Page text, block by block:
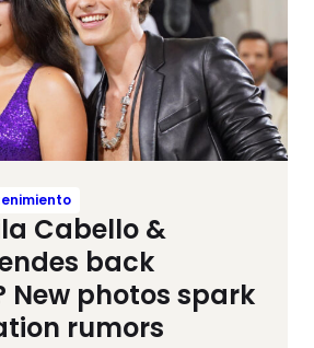
Cabello &
back
New photos spark
rumors